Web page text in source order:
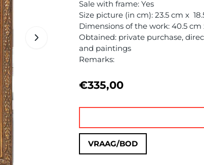
Sale with frame: Yes
Size picture (in cm): 23.5 cm x
Dimensions of the work: 40.5 cm
Obtained: private purchase,
and paintings
Remarks:
€335,00
VRAAG/BOD